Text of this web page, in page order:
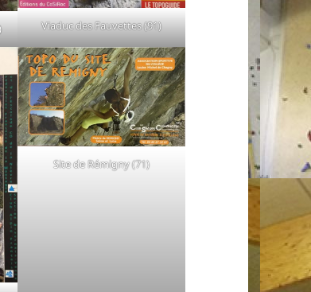
Viaduc des Fauvettes (91)
Site de Rémigny (71)